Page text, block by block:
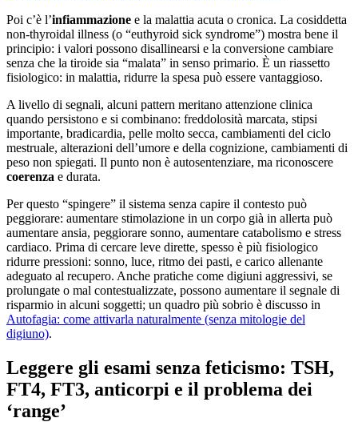
Poi c’è l’infiammazione e la malattia acuta o cronica. La cosiddetta
non-thyroidal illness (o “euthyroid sick syndrome”) mostra bene il
principio: i valori possono disallinearsi e la conversione cambiare
senza che la tiroide sia “malata” in senso primario. È un riassetto
fisiologico: in malattia, ridurre la spesa può essere vantaggioso.
A livello di segnali, alcuni pattern meritano attenzione clinica
quando persistono e si combinano: freddolosità marcata, stipsi
importante, bradicardia, pelle molto secca, cambiamenti del ciclo
mestruale, alterazioni dell’umore e della cognizione, cambiamenti di
peso non spiegati. Il punto non è autosentenziare, ma riconoscere
coerenza e durata.
Per questo “spingere” il sistema senza capire il contesto può
peggiorare: aumentare stimolazione in un corpo già in allerta può
aumentare ansia, peggiorare sonno, aumentare catabolismo e stress
cardiaco. Prima di cercare leve dirette, spesso è più fisiologico
ridurre pressioni: sonno, luce, ritmo dei pasti, e carico allenante
adeguato al recupero. Anche pratiche come digiuni aggressivi, se
prolungate o mal contestualizzate, possono aumentare il segnale di
risparmio in alcuni soggetti; un quadro più sobrio è discusso in
Autofagia: come attivarla naturalmente (senza mitologie del
digiuno).
Leggere gli esami senza feticismo: TSH,
FT4, FT3, anticorpi e il problema dei
‘range’